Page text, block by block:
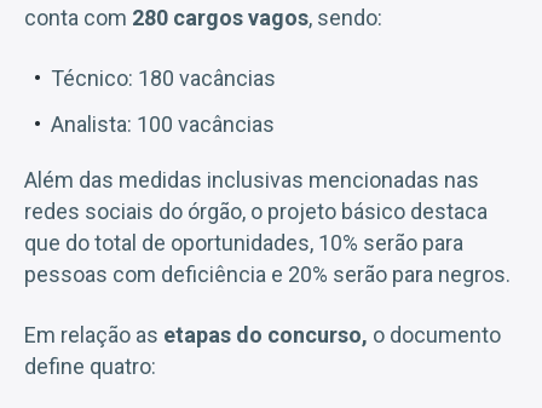
conta com 280 cargos vagos, sendo:
Técnico: 180 vacâncias
Analista: 100 vacâncias
Além das medidas inclusivas mencionadas nas
redes sociais do órgão, o projeto básico destaca
que do total de oportunidades, 10% serão para
pessoas com deficiência e 20% serão para negros.
Em relação as etapas do concurso, o documento
define quatro: